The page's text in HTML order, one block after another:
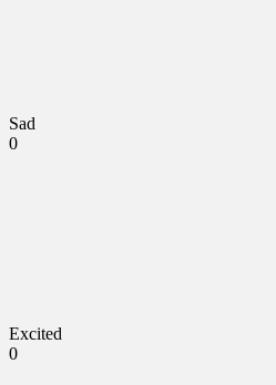
Sad
0
Excited
0